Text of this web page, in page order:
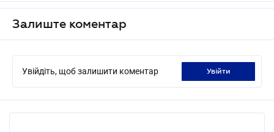
Залиште коментар
Увійдіть, щоб залишити коментар увійти